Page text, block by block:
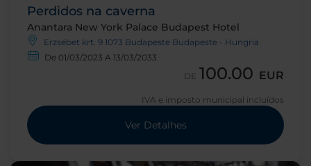
Perdidos na caverna
Anantara New York Palace Budapest Hotel
Erzsébet krt. 9 1073 Budapeste Budapeste - Hungria
De 01/03/2023 A 13/03/2033
DE 100.00 EUR
IVA e imposto municipal incluídos
Ver Detalhes